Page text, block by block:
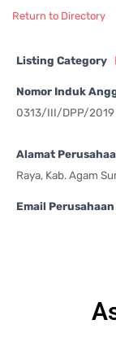
Return to Directory
Listing Category
Nomor Induk
0313/III/DPP/2019
Alamat
Raya, Kab. Agam
Email Perusahaan